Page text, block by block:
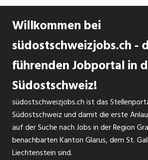
Willkommen bei
südostschweizjobs.ch -
führenden Jobportal in
Südostschweiz!
südostschweizjobs.ch ist das
Südostschweiz und damit die erste
auf der Suche nach Jobs in der Region
benachbarten Kanton Glarus, dem St.
Liechtenstein sind.